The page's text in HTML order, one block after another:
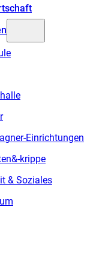
Einrichtungen
krippe
& Soziales